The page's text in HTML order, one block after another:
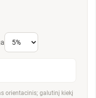
orientacinis; galutinį kiekį